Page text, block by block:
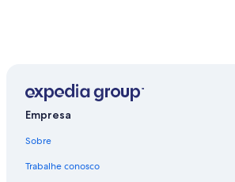
Empresa
Sobre
Trabalhe conosco